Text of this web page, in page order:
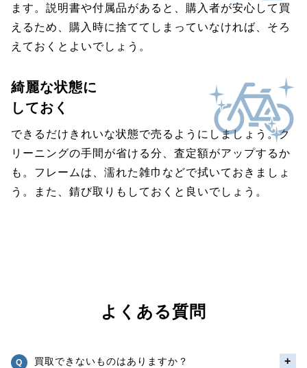
ます。説明書や付属品があると、購入者が安心して買
えるため、購入時に捨ててしまっていなければ、そろ
えておくとよいでしょう。
綺麗な状態に
しておく
できるだけきれいな状態で売るようにしましょう。ク
リーニングの手間が省ける分、査定額がアップするか
も。フレームは、濡れた雑巾などで拭いておきましょ
う。また、錆び取りもしておくと良いでしょう。
よくある質問
買取できないものはありますか？